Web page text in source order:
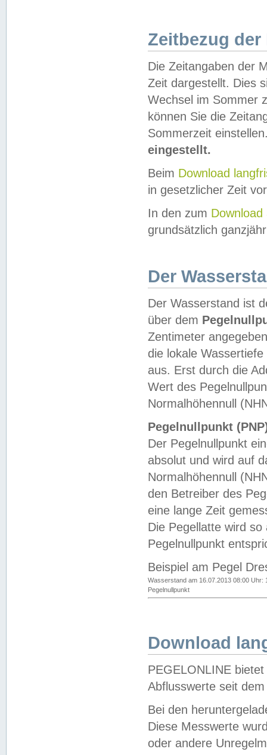
Zeitbezug der
Die Zeitangaben der
Zeit dargestellt. Dies
Wechsel im Sommer
können Sie die
Sommerzeit
eingestellt.
Beim Download
in gesetzlicher Zeit
In den zum Download
grundsätzlich
Der
Der Wasserstand ist
über dem
Zentimeter
die lokale
aus. Erst durch die
Wert des
Normalhöhennull
Pegelnullpunkt
Der Pegelnullpunkt
absolut und wird auf
Normalhöhennull
den Betreiber des
eine lange Zeit
Die Pegellatte wird
Pegelnullpunkt
Beispiel am Pegel
Wasserstand am 16.07.2013 08:00 Uhr:
Pegelnullpunkt
Download
PEGELONLINE
Abflusswerte seit
Bei den
Diese Messwerte
oder andere